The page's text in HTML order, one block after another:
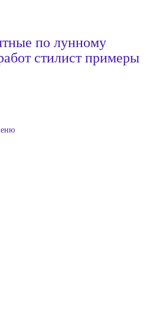
по лунному
стилист примеры